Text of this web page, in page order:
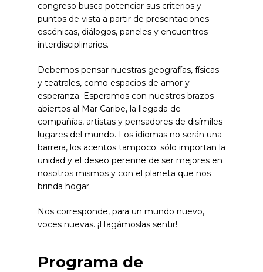
congreso busca potenciar sus criterios y
puntos de vista a partir de presentaciones
escénicas, diálogos, paneles y encuentros
interdisciplinarios.
Debemos pensar nuestras geografías, físicas
y teatrales, como espacios de amor y
esperanza. Esperamos con nuestros brazos
abiertos al Mar Caribe, la llegada de
compañías, artistas y pensadores de disímiles
lugares del mundo. Los idiomas no serán una
barrera, los acentos tampoco; sólo importan la
unidad y el deseo perenne de ser mejores en
nosotros mismos y con el planeta que nos
brinda hogar.
Nos corresponde, para un mundo nuevo,
voces nuevas. ¡Hagámoslas sentir!
Programa de